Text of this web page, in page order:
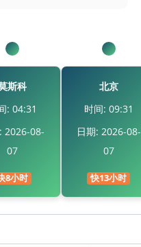
斯科
: 04:31
2026-08-
07
8小时
北京
时间: 09:31
日期: 2026-08-
07
快13小时